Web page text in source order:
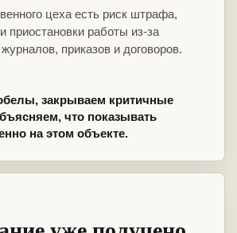
цеха есть риск штрафа,
приостановки работы из-за
приказов и договоров.
закрываем критичные
что показывать
на этом объекте.